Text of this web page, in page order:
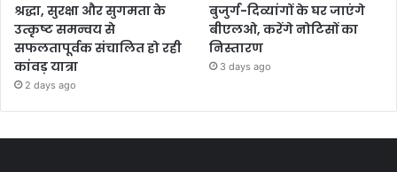
श्रद्धा, सुरक्षा और सुगमता के
उत्कृष्ट समन्वय से
सफलतापूर्वक संचालित हो रही
कांवड़ यात्रा
2 days ago
बुजुर्ग-दिव्यांगों के घर जाएंगे
बीएलओ, करेंगे नोटिसों का
निस्तारण
3 days ago